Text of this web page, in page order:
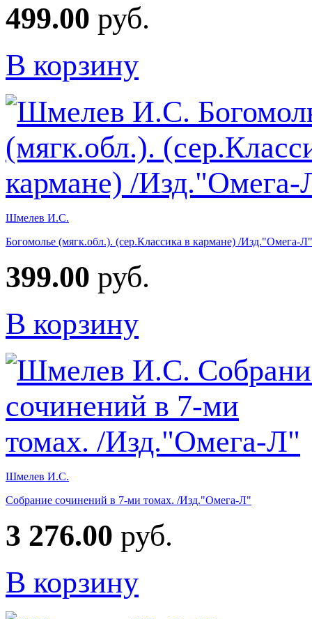
499.00 руб.
В корзину
Шмелев И.С.
Богомолье (мягк.обл.). (сер.Классика в кармане) /Изд."Омега-Л"
399.00 руб.
В корзину
Шмелев И.С.
Собрание сочинений в 7-ми томах. /Изд."Омега-Л"
3 276.00 руб.
В корзину